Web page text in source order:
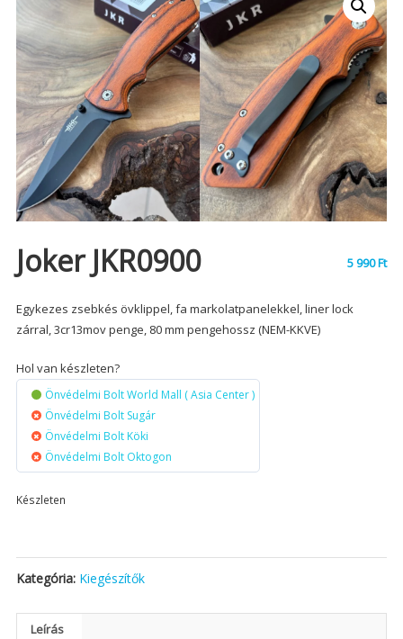
Joker JKR0900 5 990Ft
Egykezes zsebkés övklippel, fa markolatpanelekkel, liner lock
zárral, 3cr13mov penge, 80 mm pengehossz (NEM-KKVE)
Hol van készleten?
Önvédelmi Bolt World Mall ( Asia Center )
Önvédelmi Bolt Sugár
Önvédelmi Bolt Köki
Önvédelmi Bolt Oktogon
Készleten
Kategória: Kiegészítők
Leírás